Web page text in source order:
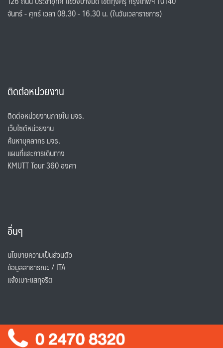
จันทร์ - ศุกร์ เวลา 08.30 - 16.30 น. (ในวันเวลาราชการ)
ติดต่อหน่วยงาน
ติดต่อหน่วยงานภายใน มจธ.
เว็บไซต์หน่วยงาน
ค้นหาบุคลากร มจธ.
แผนที่และการเดินทาง
KMUTT Tour 360 องศา
อื่นๆ
นโยบายความเป็นส่วนตัว
ข้อมูลสาธารณะ / ITA
แจ้งเบาะแสทุจริต